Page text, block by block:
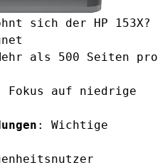
sich der HP 153X?
als 500 Seiten pro
Fokus auf niedrige
: Wichtige